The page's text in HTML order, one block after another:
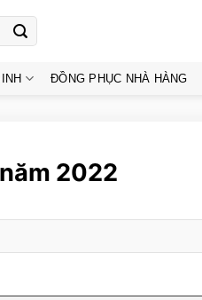
ĐỒNG PHỤC NHÀ HÀNG
2022